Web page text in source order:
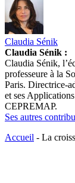
Claudia Sénik
Claudia Sénik :
Claudia Sénik,
professeure à la
Paris. Directrice-
et ses
CEPREMAP.
Ses autres
Accueil - La